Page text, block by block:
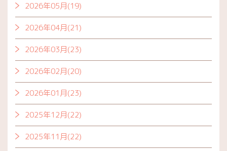
2026年05月(19)
2026年04月(21)
2026年03月(23)
2026年02月(20)
2026年01月(23)
2025年12月(22)
2025年11月(22)